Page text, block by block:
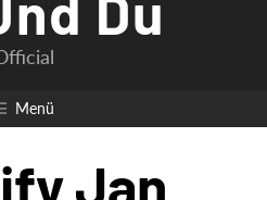
Menü
Jan